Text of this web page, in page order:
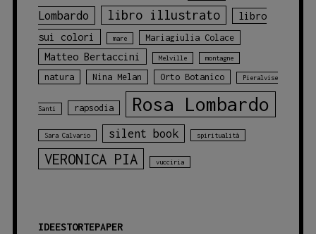
Lombardo
libro illustrato
libro
sui colori
mare Mariagiulia Colace
Matteo Bertaccini Melville montagne
natura Nina Melan Orto Botanico Pieralvise
Santi rapsodia Rosa Lombardo
Sara Calvario silent book spiritualità
VERONICA PIA vucciria
IDEESTORTEPAPER